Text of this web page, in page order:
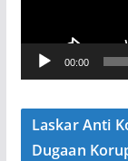
V
e
00:00
Laskar Anti
Dugaan